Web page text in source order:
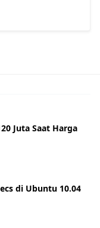
Juta Saat Harga
di Ubuntu 10.04